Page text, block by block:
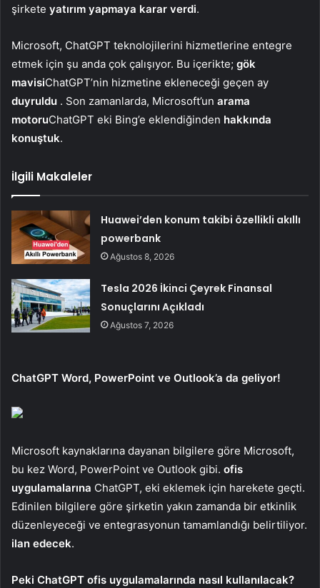
şirkete yatırım yapmaya karar verdi.
Microsoft, ChatGPT teknolojilerini hizmetlerine entegre
etmek için şu anda çok çalışıyor. Bu içerikte; gök
mavisiChatGPT’nin hizmetine ekleneceği geçen ay
duyruldu . Son zamanlarda, Microsoft’un arama
motoruChatGPT eki Bing’e eklendiğinden hakkında
konuştuk.
İlgili Makaleler
Huawei’den konum takibi özellikli akıllı
powerbank
Ağustos 8, 2026
Tesla 2026 İkinci Çeyrek Finansal
Sonuçlarını Açıkladı
Ağustos 7, 2026
ChatGPT Word, PowerPoint ve Outlook’a da geliyor!
Microsoft kaynaklarına dayanan bilgilere göre Microsoft,
bu kez Word, PowerPoint ve Outlook gibi. ofis
uygulamalarına ChatGPT, eki eklemek için harekete geçti.
Edinilen bilgilere göre şirketin yakın zamanda bir etkinlik
düzenleyeceği ve entegrasyonun tamamlandığı belirtiliyor.
ilan edecek.
Peki ChatGPT ofis uygulamalarında nasıl kullanılacak?